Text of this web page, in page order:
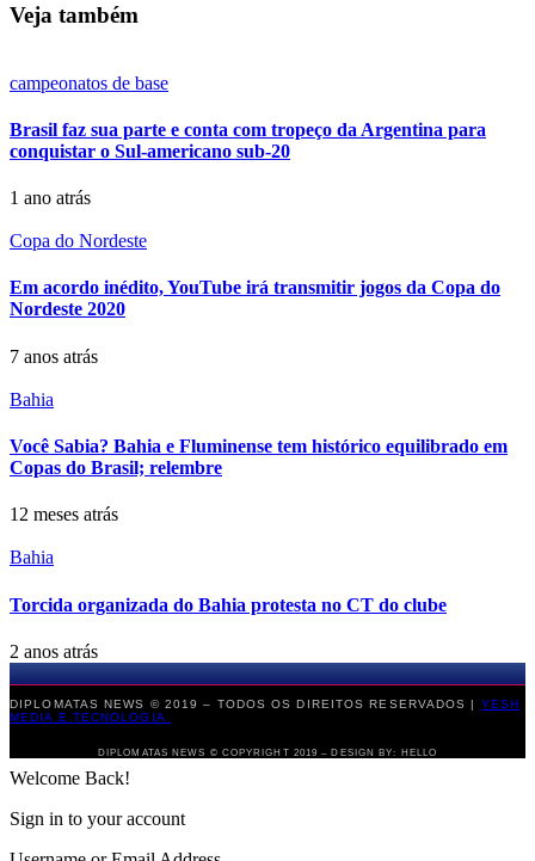
Veja também
campeonatos de base
Brasil faz sua parte e conta com tropeço da Argentina para
conquistar o Sul-americano sub-20
1 ano atrás
Copa do Nordeste
Em acordo inédito, YouTube irá transmitir jogos da Copa do
Nordeste 2020
7 anos atrás
Bahia
Você Sabia? Bahia e Fluminense tem histórico equilibrado em
Copas do Brasil; relembre
12 meses atrás
Bahia
Torcida organizada do Bahia protesta no CT do clube
2 anos atrás
DIPLOMATAS NEWS © 2019 – TODOS OS DIREITOS RESERVADOS | YESH
MEDIA E TECNOLOGIA
DIPLOMATAS NEWS © COPYRIGHT 2019 – DESIGN BY: HELLO
Welcome Back!
Sign in to your account